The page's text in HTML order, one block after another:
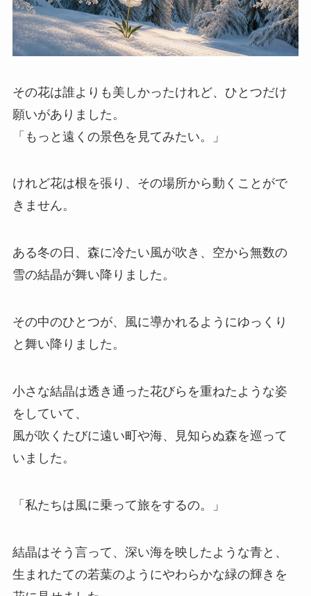
その花は誰よりも美しかったけれど、ひとつだけ
願いがありました。
「もっと遠くの景色を見てみたい。」
けれど花は根を張り、その場所から動くことがで
きません。
ある冬の日、森に冷たい風が吹き、空から無数の
雪の結晶が舞い降りました。
その中のひとつが、風に導かれるようにゆっくり
と舞い降りました。
小さな結晶は透き通った花びらを重ねたような姿
をしていて、
風が吹くたびに遠い町や海、見知らぬ森を巡って
いました。
「私たちは風に乗って旅をするの。」
結晶はそう言って、深い海を映したような青と、
生まれたての若葉のようにやわらかな緑の輝きを